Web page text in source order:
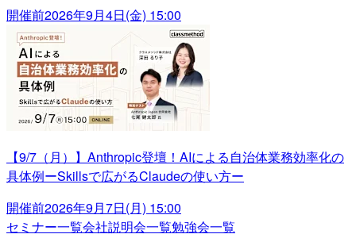
開催前2026年9月4日(金) 15:00
【9/7（月）】Anthropic登壇！AIによる自治体業務効率化の
具体例ーSkillsで広がるClaudeの使い方ー
開催前2026年9月7日(月) 15:00
セミナー一覧会社説明会一覧勉強会一覧